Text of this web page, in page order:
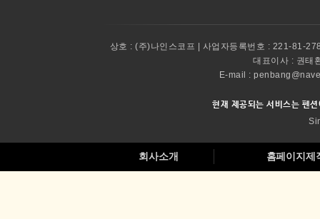
상호 : (주)나인스코프 | 사업자등록번호 : 221-81-
대표이사 : 권태
E-mail :
현재 제공되는 서비스는 펜
회사소개 홈페이지제